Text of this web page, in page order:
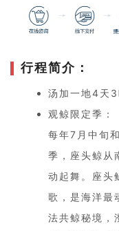
行程简介：
汤加一地4天
观鲸限定季：
每年7月中旬
季，座头鲸从
动起舞。座头
歌，是海洋最
法共鲸秘境，